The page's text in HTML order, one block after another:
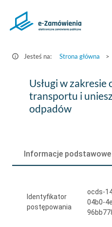
Postępowania
Zamówienia.gov.pl
Jesteś na: Strona główna >
Usługi
zakresie
i
odpadów
Usługi w zakresie
transportu i
odpadów
Informacje podstawowe
Identyfikator
postępowania
ocds-
04b0-